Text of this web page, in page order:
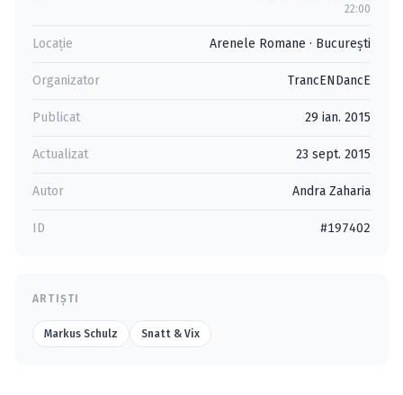
22:00
Locație Arenele Romane · Bucureşti
Organizator TrancENDancE
Publicat 29 ian. 2015
Actualizat 23 sept. 2015
Autor Andra Zaharia
ID #197402
ARTIȘTI
Markus Schulz Snatt & Vix